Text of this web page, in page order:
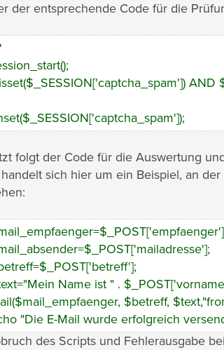
der entsprechende Code für die
folgt der Code für die Auswertung
handelt sich hier um ein Beispiel, an
Name ist " .
$betreff,
"Die E-Mail wurde erfolgreich
des Scripts und Fehlerausgabe